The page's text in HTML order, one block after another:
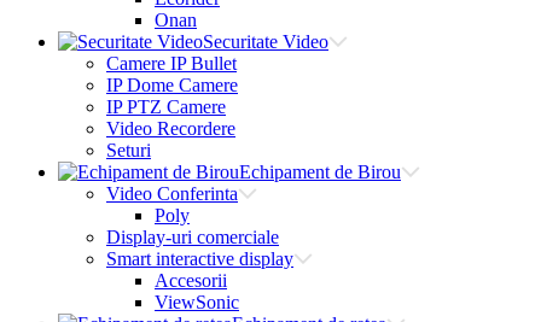
Onan
Securitate Video
Camere IP Bullet
IP Dome Camere
IP PTZ Camere
Video Recordere
Seturi
Echipament de Birou
Video Conferinta
Poly
Display-uri comerciale
Smart interactive display
Accesorii
ViewSonic